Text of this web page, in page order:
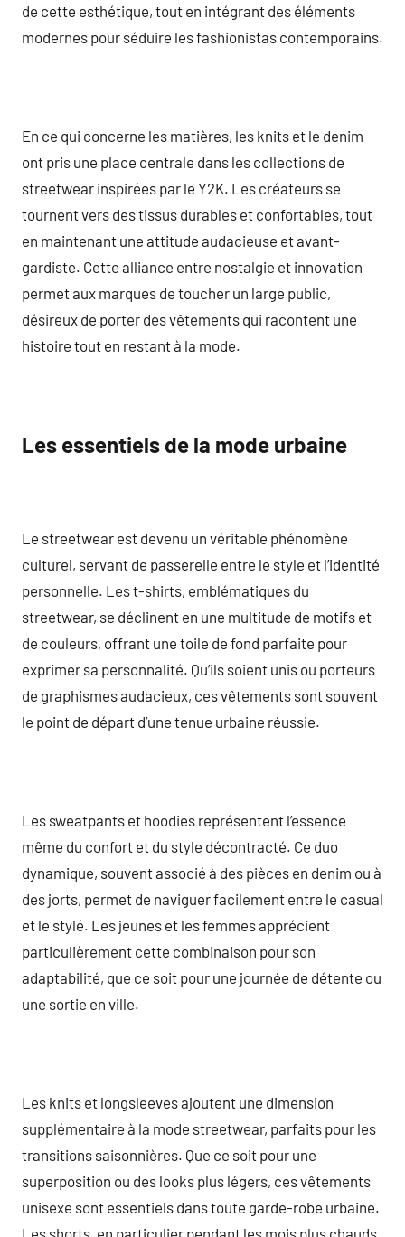
de cette esthétique, tout en intégrant des éléments
modernes pour séduire les fashionistas contemporains.
En ce qui concerne les matières, les knits et le denim
ont pris une place centrale dans les collections de
streetwear inspirées par le Y2K. Les créateurs se
tournent vers des tissus durables et confortables, tout
en maintenant une attitude audacieuse et avant-
gardiste. Cette alliance entre nostalgie et innovation
permet aux marques de toucher un large public,
désireux de porter des vêtements qui racontent une
histoire tout en restant à la mode.
Les essentiels de la mode urbaine
Le streetwear est devenu un véritable phénomène
culturel, servant de passerelle entre le style et l’identité
personnelle. Les t-shirts, emblématiques du
streetwear, se déclinent en une multitude de motifs et
de couleurs, offrant une toile de fond parfaite pour
exprimer sa personnalité. Qu’ils soient unis ou porteurs
de graphismes audacieux, ces vêtements sont souvent
le point de départ d’une tenue urbaine réussie.
Les sweatpants et hoodies représentent l’essence
même du confort et du style décontracté. Ce duo
dynamique, souvent associé à des pièces en denim ou à
des jorts, permet de naviguer facilement entre le casual
et le stylé. Les jeunes et les femmes apprécient
particulièrement cette combinaison pour son
adaptabilité, que ce soit pour une journée de détente ou
une sortie en ville.
Les knits et longsleeves ajoutent une dimension
supplémentaire à la mode streetwear, parfaits pour les
transitions saisonnières. Que ce soit pour une
superposition ou des looks plus légers, ces vêtements
unisexe sont essentiels dans toute garde-robe urbaine.
Les shorts, en particulier pendant les mois plus chauds,